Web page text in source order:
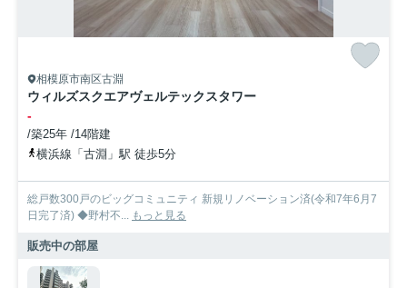
相模原市南区古淵
ウィルズスクエアヴェルテックスタワー
-
/築25年 /14階建
横浜線「古淵」駅 徒歩5分
総戸数300戸のビッグコミュニティ 新規リノベーション済(令和7年6月7
日完了済) ◆野村不... もっと見る
販売中の部屋